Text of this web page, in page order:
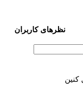
نظرهای کاربران